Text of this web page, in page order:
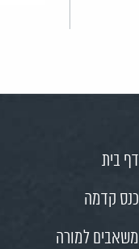
דף בית
כנס קדמה
משאבים למורה